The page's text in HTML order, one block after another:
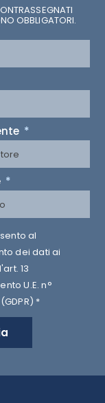
OBBLIGATORI.
al
dei dati ai
13
U.E. n°
*